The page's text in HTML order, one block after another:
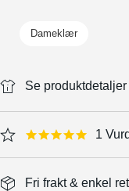
Dameklær
Se produktdetaljer
5.0 star rating 1
Fri frakt & enkel